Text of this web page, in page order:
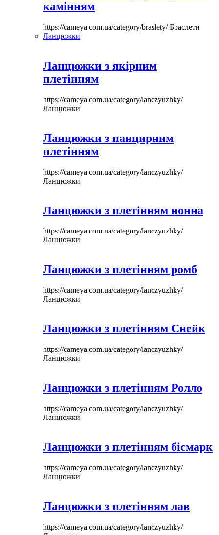
камінням
https://cameya.com.ua/category/braslety/Браслети
Ланцюжки
Ланцюжки з якірним
плетінням
https://cameya.com.ua/category/lanczyuzhky/
Ланцюжки
Ланцюжки з панцирним
плетінням
https://cameya.com.ua/category/lanczyuzhky/
Ланцюжки
Ланцюжки з плетінням нонна
https://cameya.com.ua/category/lanczyuzhky/
Ланцюжки
Ланцюжки з плетінням ромб
https://cameya.com.ua/category/lanczyuzhky/
Ланцюжки
Ланцюжки з плетінням Снейк
https://cameya.com.ua/category/lanczyuzhky/
Ланцюжки
Ланцюжки з плетінням Ролло
https://cameya.com.ua/category/lanczyuzhky/
Ланцюжки
Ланцюжки з плетінням бісмарк
https://cameya.com.ua/category/lanczyuzhky/
Ланцюжки
Ланцюжки з плетінням лав
https://cameya.com.ua/category/lanczyuzhky/